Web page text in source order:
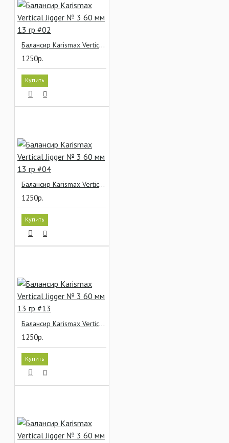
Балансир Karismax Vertical Jigger № 3 60 мм 13 гр #02
1250р.
Купить
Балансир Karismax Vertical Jigger № 3 60 мм 13 гр #04
1250р.
Купить
Балансир Karismax Vertical Jigger № 3 60 мм 13 гр #13
1250р.
Купить